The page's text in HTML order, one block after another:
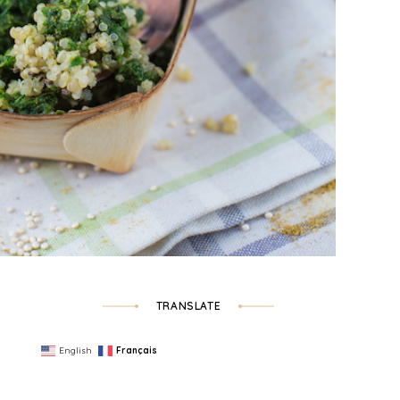
TRANSLATE
English Français